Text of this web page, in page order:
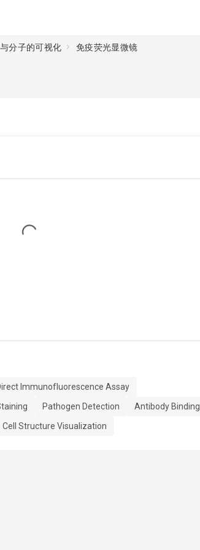
分子的可视化 免疫荧光显微镜
Loading...
Immunofluorescence Assay
Pathogen Detection
Antibody Binding
Cell Structure Visualization